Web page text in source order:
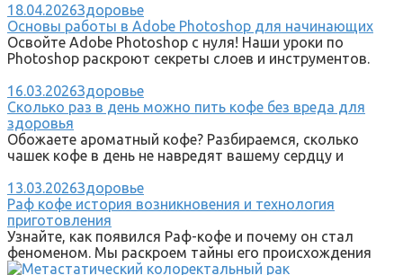
18.04.2026Здоровье
Основы работы в Adobe Photoshop для начинающих
Освойте Adobe Photoshop с нуля! Наши уроки по
Photoshop раскроют секреты слоев и инструментов.
16.03.2026Здоровье
Сколько раз в день можно пить кофе без вреда для
здоровья
Обожаете ароматный кофе? Разбираемся, сколько
чашек кофе в день не навредят вашему сердцу и
13.03.2026Здоровье
Раф кофе история возникновения и технология
приготовления
Узнайте, как появился Раф-кофе и почему он стал
феноменом. Мы раскроем тайны его происхождения